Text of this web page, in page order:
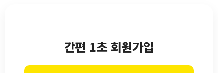
간편 1초 회원가입